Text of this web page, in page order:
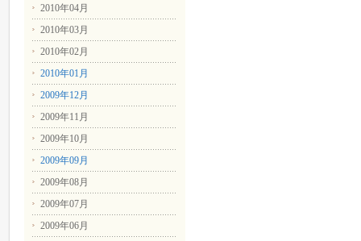
2010年04月
2010年03月
2010年02月
2010年01月
2009年12月
2009年11月
2009年10月
2009年09月
2009年08月
2009年07月
2009年06月